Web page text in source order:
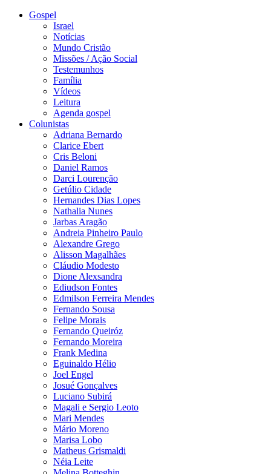
Gospel
Israel
Notícias
Mundo Cristão
Missões / Ação Social
Testemunhos
Família
Vídeos
Leitura
Agenda gospel
Colunistas
Adriana Bernardo
Clarice Ebert
Cris Beloni
Daniel Ramos
Darci Lourenção
Getúlio Cidade
Hernandes Dias Lopes
Nathalia Nunes
Jarbas Aragão
Andreia Pinheiro Paulo
Alexandre Grego
Alisson Magalhães
Cláudio Modesto
Dione Alexsandra
Ediudson Fontes
Edmilson Ferreira Mendes
Fernando Sousa
Felipe Morais
Fernando Queiróz
Fernando Moreira
Frank Medina
Eguinaldo Hélio
Joel Engel
Josué Gonçalves
Luciano Subirá
Magali e Sergio Leoto
Mari Mendes
Mário Moreno
Marisa Lobo
Matheus Grismaldi
Néia Leite